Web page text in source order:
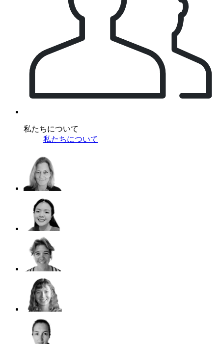
私たちについて
私たちについて